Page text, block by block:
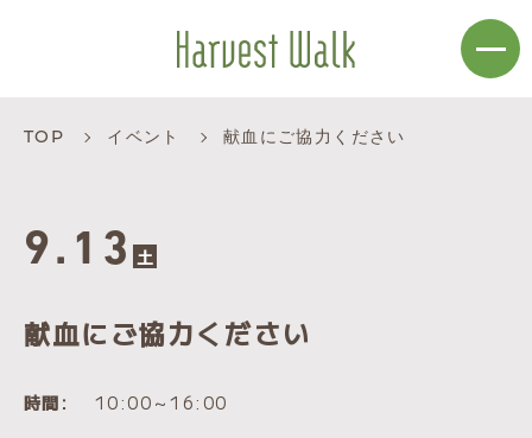
TOP イベント 献血にご協力ください
9.13 土
献血にご協力ください
時間: 10:00～16:00